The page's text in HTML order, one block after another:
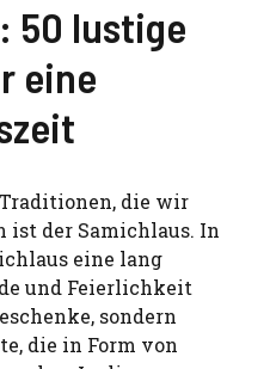
50 lustige
eine
die wir
ist der Samichlaus. In
eine lang
und Feierlichkeit
sondern
die in Form von